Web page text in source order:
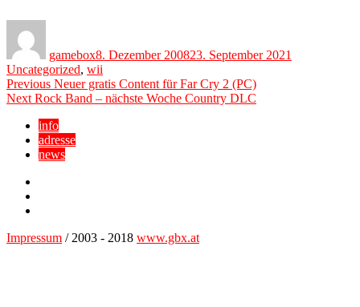
gamebox8. Dezember 200823. September 2021
Uncategorized, wii
Beitragsnavigation
Previous Previous
post:
Neuer gratis Content für Far Cry 2 (PC)
Next Next
Rock Band – nächste Woche Country DLC
info
adresse
news
Impressum / 2003 - 2018 www.gbx.at